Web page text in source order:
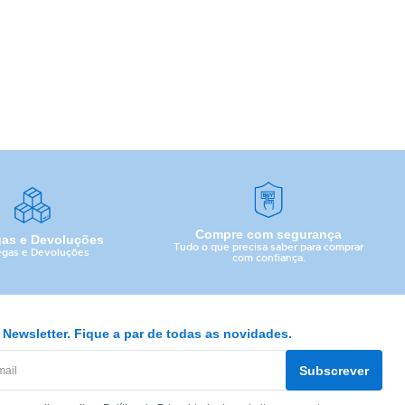
e Devoluções
e Devoluções
Compre com segurança
Tudo o que precisa saber para comprar
com confiança.
Fique a par de todas as novidades.
Subscrever